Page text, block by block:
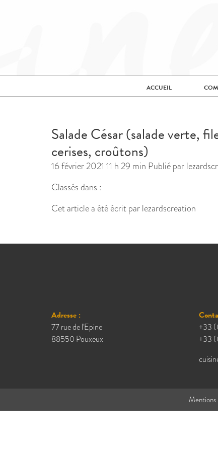
ACCUEIL
Salade César (salade verte,
cerises, croûtons)
16 février 2021 11 h 29 min Publié par
Classés dans :
Cet article a été écrit par lezardscreation
Adresse :
77 rue de l'Epine
88550 Pouxeux
+33
+33
Mentions